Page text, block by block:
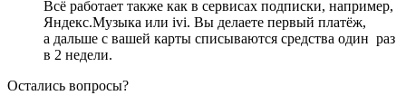
Всё работает также как в сервисах подписки, например,
Яндекс.Музыка или ivi. Вы делаете первый платёж,
а дальше с вашей карты списываются средства один раз
в 2 недели.
Остались вопросы?